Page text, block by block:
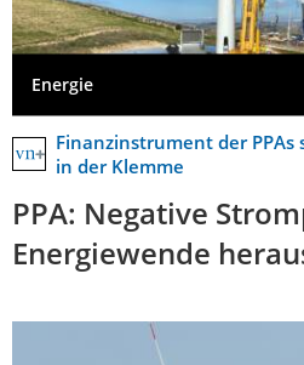
Energie
Finanzinstrument der
in der Klemme
PPA: Negative
Energiewende